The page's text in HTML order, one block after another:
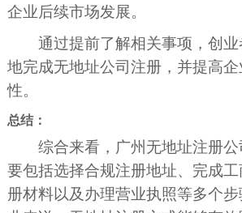
企业后续市场发展。
通过提前了解相关事项，创业
地完成无地址公司注册，并提高
性。
总结：
综合来看，广州无地址注册
要包括选择合规注册地址、完成
册材料以及办理营业执照等多个